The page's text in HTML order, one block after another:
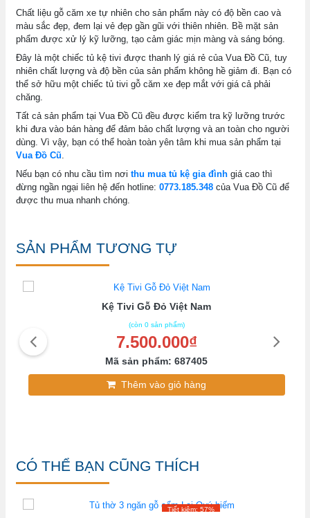
Chất liệu gỗ căm xe tự nhiên cho sản phẩm này có độ bền cao và
màu sắc đẹp, đem lại vẻ đẹp gần gũi với thiên nhiên. Bề mặt sản
phẩm được xử lý kỹ lưỡng, tạo cảm giác mịn màng và sáng bóng.
Đây là một chiếc tủ kệ tivi được thanh lý giá rẻ của Vua Đồ Cũ, tuy
nhiên chất lượng và độ bền của sản phẩm không hề giảm đi. Bạn có
thể sở hữu một chiếc tủ tivi gỗ căm xe đẹp mắt với giá cả phải
chăng.
Tất cả sản phẩm tại Vua Đồ Cũ đều được kiểm tra kỹ lưỡng trước
khi đưa vào bán hàng để đảm bảo chất lượng và an toàn cho người
dùng. Vì vậy, bạn có thể hoàn toàn yên tâm khi mua sản phẩm tại
Vua Đồ Cũ.
Nếu bạn có nhu cầu tìm nơi thu mua tủ kệ gia đình giá cao thì
đừng ngần ngại liên hệ đến hotline: 0773.185.348 của Vua Đồ Cũ để
được thu mua nhanh chóng.
SẢN PHẨM TƯƠNG TỰ
Kệ Tivi Gỗ Đỏ Việt Nam
(còn 0 sản phẩm)
7.500.000₫
Mã sản phẩm: 687405
Thêm vào giỏ hàng
CÓ THỂ BẠN CŨNG THÍCH
Tiết kiệm: 57%